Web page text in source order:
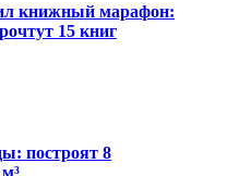
книжный марафон:
15 книг
построят 8